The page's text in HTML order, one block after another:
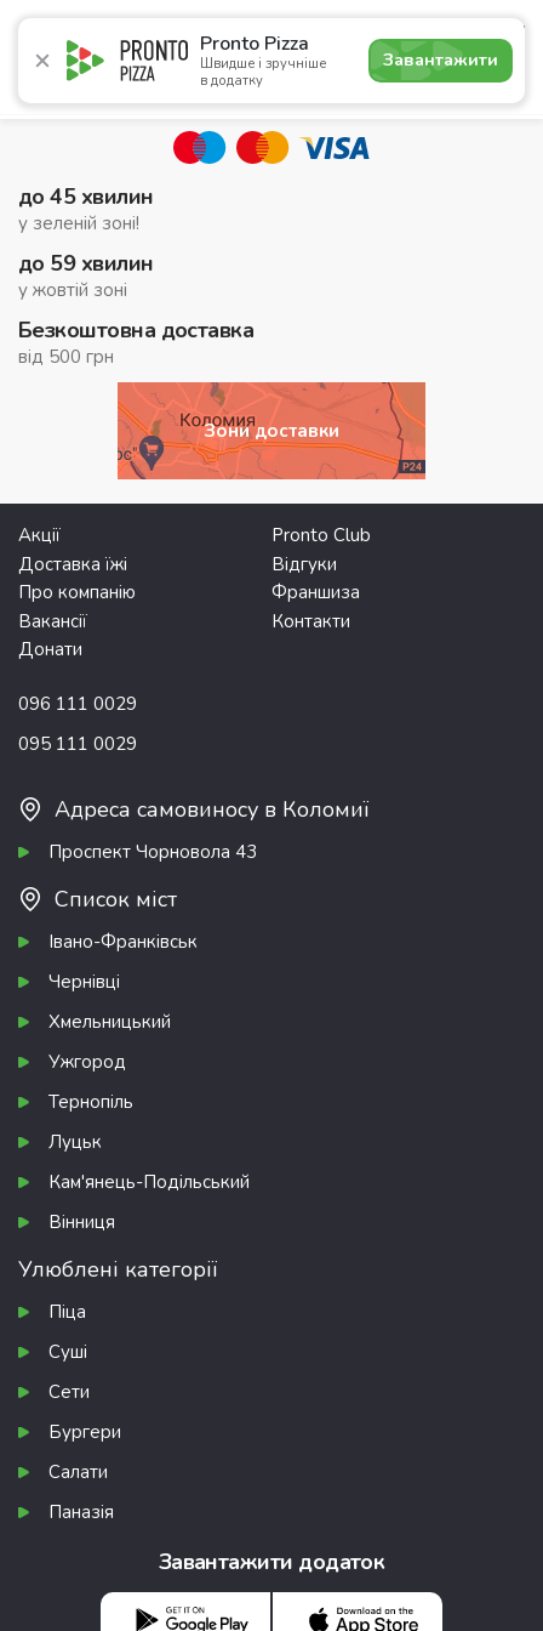
Pronto Pizza
Швидше і зручніше
в додатку
Завантажити
5.0
Акції Піца Суші Сети Напої Пасти
до 45 хвилин
у зеленій зоні!
до 59 хвилин
у жовтій зоні
Безкоштовна доставка
від 500 грн
Зони доставки
Акції
Pronto Club
Доставка їжі
Відгуки
Про компанію
Франшиза
Вакансії
Контакти
Донати
096 111 0029
095 111 0029
Адреса самовиносу в Коломиї
Проспект Чорновола 43
Список міст
Івано-Франківськ
Чернівці
Хмельницький
Ужгород
Тернопіль
Луцьк
Кам'янець-Подільський
Вінниця
Улюблені категорії
Піца
Суші
Сети
Бургери
Салати
Паназія
Завантажити додаток